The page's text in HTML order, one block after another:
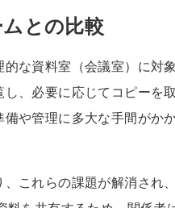
との比較
な資料室（会議室）に対
、必要に応じてコピーを
や管理に多大な手間がか
これらの課題が解消され